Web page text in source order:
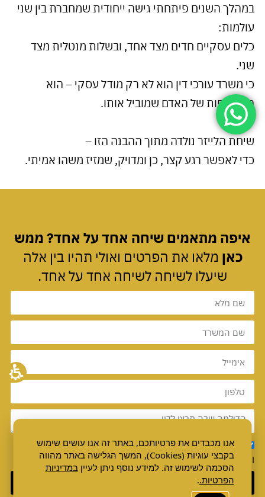
במהלך השנים פיתחתי גישה ייחודית שמחברת בין שני
עולמות:
כלים עסקיים חדים מצד אחד, ובשלות מנטלית מצד
שני.
כי משרד עורכי דין הוא לא רק מודל עסקי – הוא
השתקפות של האדם שמוביל אותו.
שיחת הלייזר נולדה מתוך ההבנה הזו –
כדי לאפשר רגע קצר, כן ומדויק, שמזיז משהו אמיתי.
איפה מתאמים שיחה אחד על אחד? ממש
כאן מלאו את הפרטים ואולי תהיו בין אלה
שיעלו לשיחה לשיחה אחד על אחד.
מאשר.ת קבלת הודעות מניצן ליבוביץ במייל / אס אם אס /
וואטסאפ
אנו מכבדים את פרטיותכם, באתר זה אנו עושים שימוש
בקבצי עוגיות (Cookies), המשך הגלישה באתר מהווה
הסכמה לשימוש זה. למידע נוסף ניתן לעייןבמדיניות
הפרטיות..